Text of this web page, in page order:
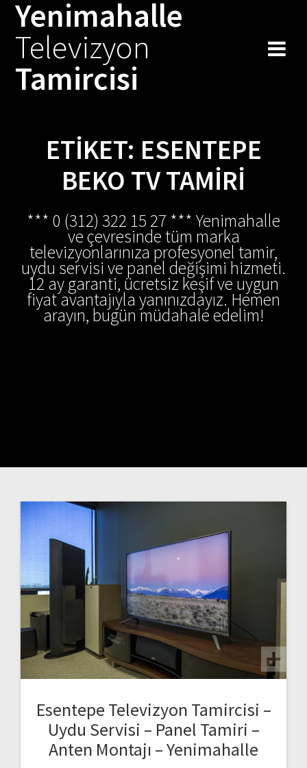
Skip
to
Yenimahalle
Televizyon
Tamircisi
ETIKET: ESENTEPE
BEKO TV TAMIRI
*** 0 (312) 322 15 27 *** Yenimahalle
ve çevresinde tüm marka
televizyonlarınıza profesyonel tamir,
uydu servisi ve panel değişimi hizmeti.
12 ay garanti, ücretsiz keşif ve uygun
fiyat avantajıyla yanınızdayız. Hemen
arayın, bugün müdahale edelim!
Esentepe Televizyon Tamircisi –
Uydu Servisi – Panel Tamiri –
Anten Montajı – Yenimahalle